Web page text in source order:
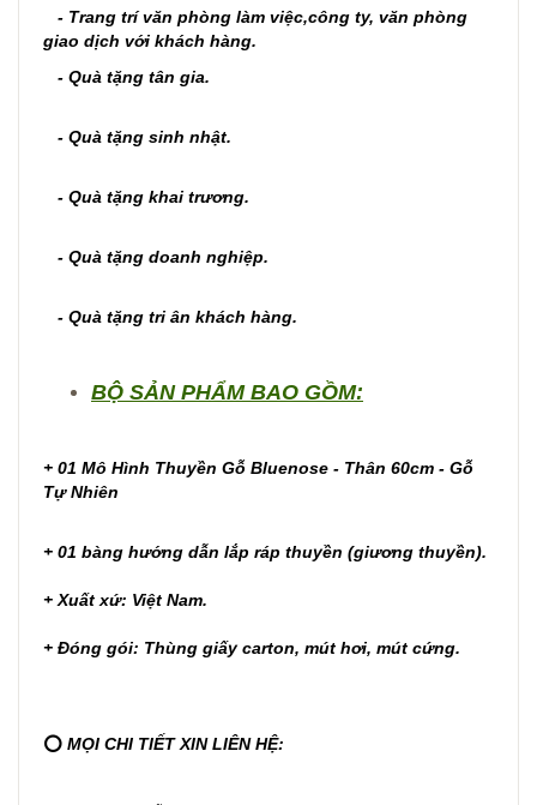
- Trang trí văn phòng làm việc,công ty, văn phòng
giao dịch với khách hàng.
- Quà tặng tân gia.
- Quà tặng sinh nhật.
- Quà tặng khai trương.
- Quà tặng doanh nghiệp.
- Quà tặng tri ân khách hàng.
BỘ SẢN PHẨM BAO GỒM:
+ 01 Mô Hình Thuyền Gỗ Bluenose - Thân 60cm - Gỗ
Tự Nhiên
+ 01 bàng hướng dẫn lắp ráp thuyền (giương thuyền).
+ Xuất xứ: Việt Nam.
+ Đóng gói: Thùng giấy carton, mút hơi, mút cứng.
⭕ MỌI CHI TIẾT XIN LIÊN HỆ: